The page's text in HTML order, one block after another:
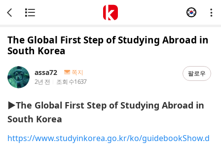
The Global First Step of Studying Abroad in
South Korea
assa72
쪽지
2년 전
조회 수1637
팔로우
▶The Global First Step of Studying Abroad in
South Korea
https://www.studyinkorea.go.kr/ko/guidebookShow.d